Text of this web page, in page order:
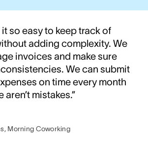
so easy to keep track of
adding complexity. We
invoices and make sure
We can submit
on time every month
mistakes.”
Morning Coworking